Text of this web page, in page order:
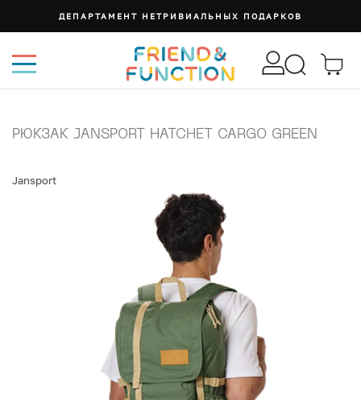
ДЕПАРТАМЕНТ НЕТРИВИАЛЬНЫХ ПОДАРКОВ
РЮКЗАК JANSPORT HATCHET CARGO GREEN
Jansport